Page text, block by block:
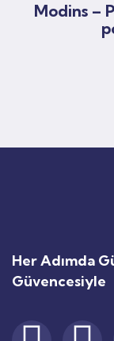
Modins –
Her Adımda
Güvencesiyle